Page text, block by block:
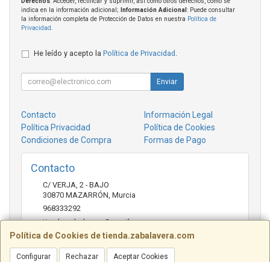
Política de Cookies de tienda.zabalavera.com
Configurar Rechazar Aceptar Cookies
indica en la información adicional;
Información Adicional : Puede consultar
la información completa de Protección de Datos en nuestra Política de
Privacidad
He leído y acepto la Política de Privacidad
Enviar
Contacto
Información Legal
Política Privacidad
Política de Cookies
Condiciones de Compra
Formas de Pago
Contacto
C/ VERJA, 2 - BAJO
30870 MAZARRÓN Murcia
968333292
tienda.zabalavera@gmail.com